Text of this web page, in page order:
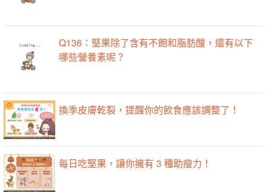
Q136：堅果除了含有不飽和脂肪酸，還有以下
哪些營養素呢？
換季皮膚乾裂，提醒你的飲食應該調整了！
每日吃堅果，讓你擁有 3 種助瘦力！